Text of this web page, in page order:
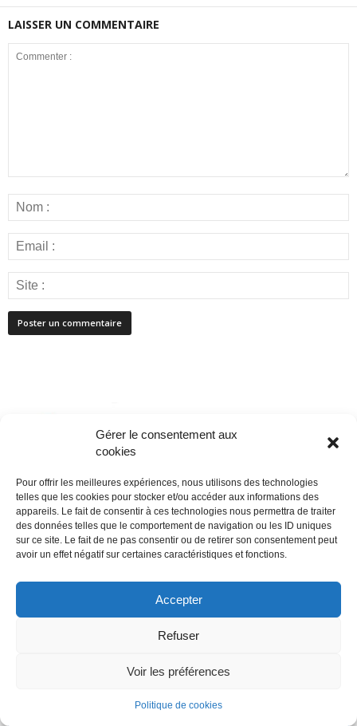
Gérer le consentement aux
cookies
Pour offrir les meilleures expériences, nous utilisons des technologies
telles que les cookies pour stocker et/ou accéder aux informations des
appareils. Le fait de consentir à ces technologies nous permettra de traiter
des données telles que le comportement de navigation ou les ID uniques
sur ce site. Le fait de ne pas consentir ou de retirer son consentement peut
avoir un effet négatif sur certaines caractéristiques et fonctions.
Accepter
Refuser
Voir les préférences
Politique de cookies
LAISSER UN COMMENTAIRE